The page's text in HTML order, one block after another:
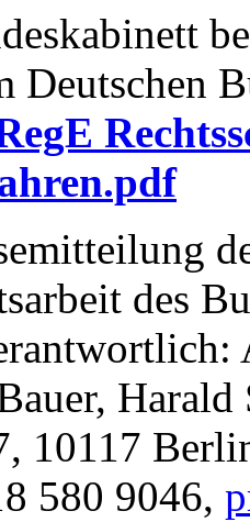
Deutschen
des
10117
580 9046,